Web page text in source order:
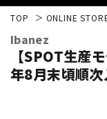
TOP ONLINE
Ibanez
【SPOT生産
年8月末頃順